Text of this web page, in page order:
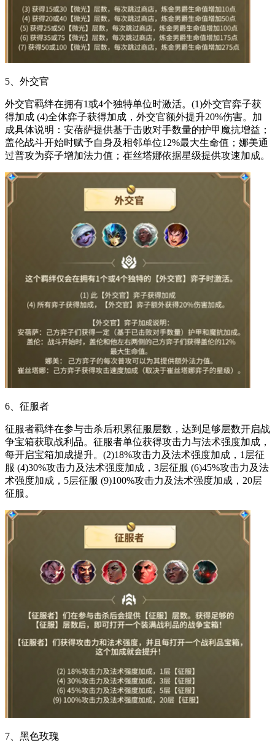
5、外交官
外交官羁绊在拥有1或4个独特单位时激活。(1)外交官弈子获
得加成 (4)全体弈子获得加成，外交官额外提升20%伤害。加
成具体说明：安蓓萨提供基于击败对手数量的护甲魔抗增益；
盖伦战斗开始时赋予自身及相邻单位12%最大生命值；娜美通
过普攻为弈子增加法力值；崔丝塔娜依据星级提供攻速加成。
6、征服者
征服者羁绊在参与击杀后积累征服层数，达到足够层数开启战
争宝箱获取战利品。征服者单位获得攻击力与法术强度加成，
每开启宝箱加成提升。(2)18%攻击力及法术强度加成，1层征
服 (4)30%攻击力及法术强度加成，3层征服 (6)45%攻击力及法
术强度加成，5层征服 (9)100%攻击力及法术强度加成，20层
征服。
7、黑色玫瑰